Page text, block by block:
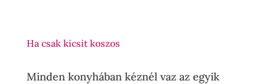
Ha csak kicsit koszos
Minden konyhában kéznél vaz az egyik